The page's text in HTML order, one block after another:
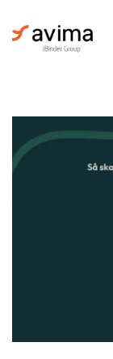
Branscher
Funktioner